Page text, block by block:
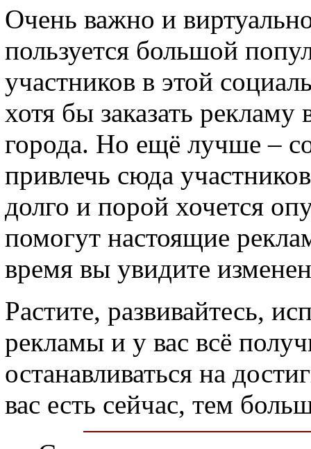
Очень важно и
пользуется большой
участников в этой
хотя бы заказать
города. Но ещё лучше –
привлечь сюда
долго и порой хочется
помогут настоящие
время вы увидите
Растите, развивайтесь,
рекламы и у вас всё
останавливаться на
вас есть сейчас, тем